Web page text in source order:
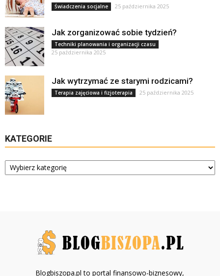
Świadczenia socjalne 25 października 2025
Jak zorganizować sobie tydzień?
Techniki planowania i organizacji czasu
25 października 2025
Jak wytrzymać ze starymi rodzicami?
Terapia zajęciowa i fizjoterapia 25 października 2025
KATEGORIE
Kategorie
Blogbiszopa.pl to portal finansowo-biznesowy,